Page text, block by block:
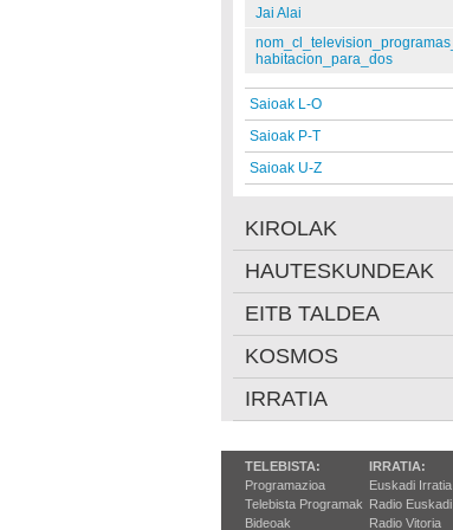
Jai Alai
nom_cl_television_programas_
habitacion_para_dos
Saioak L-O
Saioak P-T
Saioak U-Z
KIROLAK
HAUTESKUNDEAK
EITB TALDEA
KOSMOS
IRRATIA
TELEBISTA:
Programazioa
Telebista Programak
Bideoak
IRRATIA:
Euskadi Irratia
Radio Euskadi
Radio Vitoria